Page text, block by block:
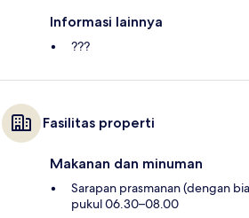
Informasi lainnya
???
Fasilitas properti
Makanan dan minuman
Sarapan prasmanan (dengan
pukul 06.30–08.00